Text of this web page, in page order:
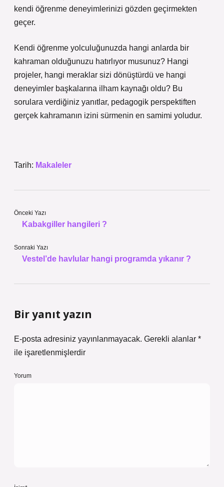
kendi öğrenme deneyimlerinizi gözden geçirmekten
geçer.
Kendi öğrenme yolculuğunuzda hangi anlarda bir
kahraman olduğunuzu hatırlıyor musunuz? Hangi
projeler, hangi meraklar sizi dönüştürdü ve hangi
deneyimler başkalarına ilham kaynağı oldu? Bu
sorulara verdiğiniz yanıtlar, pedagogik perspektiften
gerçek kahramanın izini sürmenin en samimi yoludur.
Tarih: Makaleler
Önceki Yazı
Kabakgiller hangileri ?
Sonraki Yazı
Vestel’de havlular hangi programda yıkanır ?
Bir yanıt yazın
E-posta adresiniz yayınlanmayacak. Gerekli alanlar *
ile işaretlenmişlerdir
Yorum